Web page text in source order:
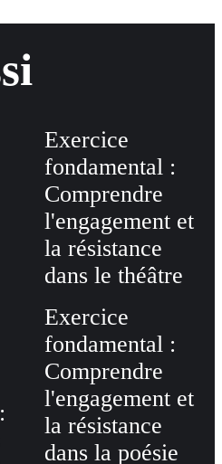
Exercice
fondamental :
Comprendre
l'engagement et
la résistance
dans le théâtre
Exercice
fondamental :
Comprendre
l'engagement et
la résistance
dans la poésie